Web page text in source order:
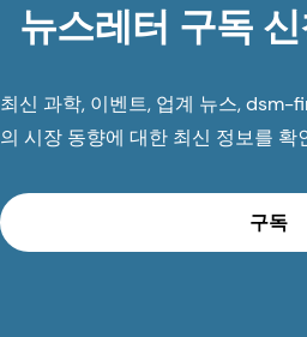
뉴스레터 구독
최신 과학, 이벤트, 업계 뉴스, dsm-
의 시장 동향에 대한 최신 정보를 확
구독